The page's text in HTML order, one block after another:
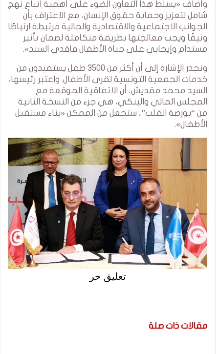
وأضاف «يسلط هذا التعاون الضوء على أهمية اتباع نهج
شامل لتعزيز وحماية حقوق الإنسان، مع الاعتراف بأن
الجوانب الاجتماعية والاقتصادية والمالية مرتبطة ارتباطًا
وثيقًا ويجب معالجتها بطريقة متكاملة لضمان تأثير
مستدام وإيجابي على حياة الأطفال فاقدي السند».
وتجدر الإشارة إلى أن أكثر من 3500 طفل يستفيدون من
خدمات الجمعية التونسية لقرى الأطفال. واعتبر رئيسها،
السيد محمد مقديش، أن الاتفاقية الموقعة مع
المجلس المالي والبنكي، هي جزء من النسخة الثانية
من “بورصة القلب”، ستجعل من الممكن «بناء مستقبل
الأطفال».
تعليق حر
مقالات ذات صلة